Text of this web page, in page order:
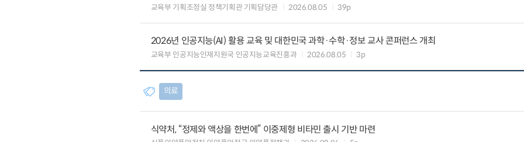
교육부 기획조정실 정책기획관 기획담당관 2026.08.05 39p
2026년 인공지능(AI) 활용 교육 및 대한민국 과학·수학·정보 교사 콘퍼런스 개최
교육부 인공지능인재지원국 인공지능교육진흥과 2026.08.05 3p
의료
식약처, “정제와 액상을 한번에” 이중제형 비타민 출시 기반 마련